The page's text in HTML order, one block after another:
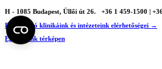
H - 1085 Budapest, Üllői út 26.
+36 1 459-1500 |
Betegellátó klinikáink és intézeteink elérhetőségei →
Egységeink térképen